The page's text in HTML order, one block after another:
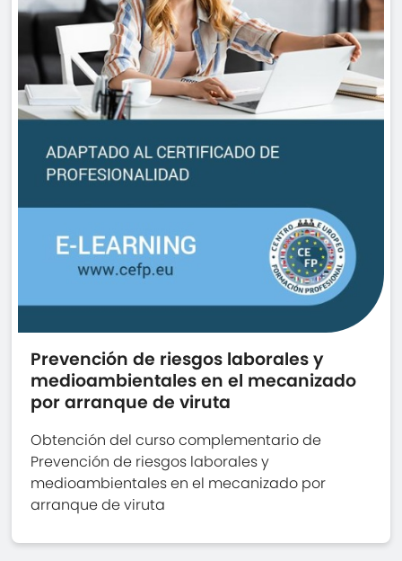
Prevención de riesgos laborales y
medioambientales en el mecanizado
por arranque de viruta
Obtención del curso complementario de
Prevención de riesgos laborales y
medioambientales en el mecanizado por
arranque de viruta